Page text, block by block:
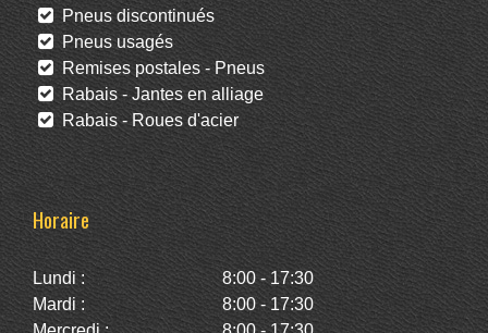
Pneus discontinués
Pneus usagés
Remises postales - Pneus
Rabais - Jantes en alliage
Rabais - Roues d'acier
Horaire
Lundi :
8:00 - 17:30
Mardi :
8:00 - 17:30